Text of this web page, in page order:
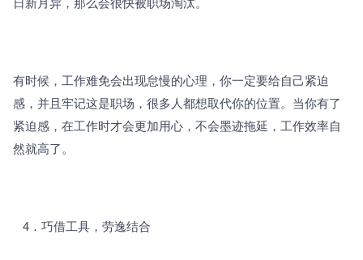
有时候，工作难免会出现怠慢的心理，你一定要给自己紧迫
感，并且牢记这是职场，很多人都想取代你的位置。当你有了
紧迫感，在工作时才会更加用心，不会墨迹拖延，工作效率自
然就高了。
   4．巧借工具，劳逸结合